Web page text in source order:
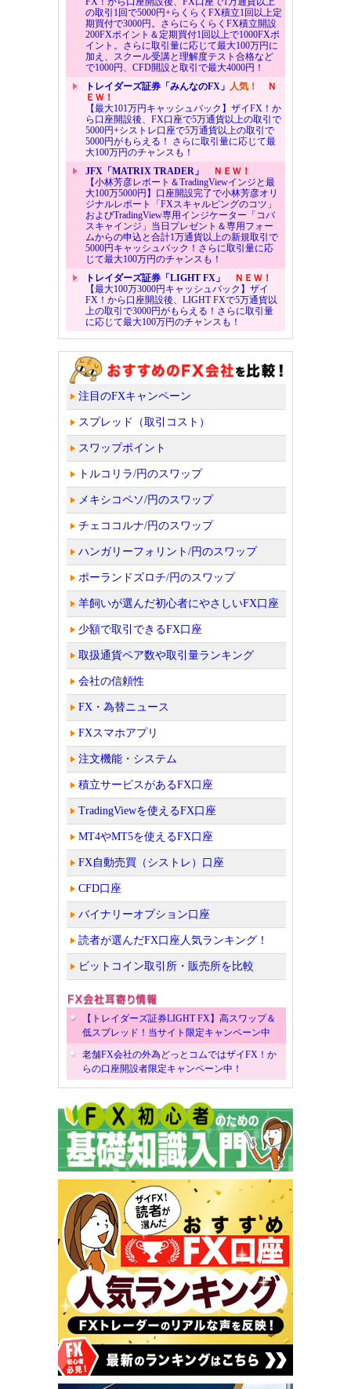
の取引1回で5000円+らくらくFX積立1回以上定
期買付で3000円。さらにらくらくFX積立開設
200FXポイント＆定期買付1回以上で1000FXポ
イント。さらに取引量に応じて最大100万円に
加え、スクール受講と理解度テスト合格など
で1000円、CFD開設と取引で最大4000円！
トレイダーズ証券「みんなのFX」 人気！
Ｎ
ＥＷ！
【最大101万円キャッシュバック】ザイFX！か
ら口座開設後、FX口座で5万通貨以上の取引で
5000円+シストレ口座で5万通貨以上の取引で
5000円がもらえる！ さらに取引量に応じて最
大100万円のチャンスも！
JFX「MATRIX TRADER」
ＮＥＷ！
【小林芳彦レポート＆TradingViewインジと最
大100万5000円】口座開設完了で小林芳彦オリ
ジナルレポート「FXスキャルピングのコツ」
およびTradingView専用インジケーター「コバ
スキャインジ」当日プレゼント＆専用フォー
ムからの申込と合計1万通貨以上の新規取引で
5000円キャッシュバック！さらに取引量に応
じて最大100万円のチャンスも！
トレイダーズ証券「LIGHT FX」
ＮＥＷ！
【最大100万3000円キャッシュバック】ザイ
FX！から口座開設後、LIGHT FXで5万通貨以
上の取引で3000円がもらえる！さらに取引量
に応じて最大100万円のチャンスも！
注目のFXキャンペーン
スプレッド（取引コスト）
スワップポイント
トルコリラ/円のスワップ
メキシコペソ/円のスワップ
チェココルナ/円のスワップ
ハンガリーフォリント/円のスワップ
ポーランドズロチ/円のスワップ
羊飼いが選んだ初心者にやさしいFX口座
少額で取引できるFX口座
取扱通貨ペア数や取引量ランキング
会社の信頼性
FX・為替ニュース
FXスマホアプリ
注文機能・システム
積立サービスがあるFX口座
TradingViewを使えるFX口座
MT4やMT5を使えるFX口座
FX自動売買（シストレ）口座
CFD口座
バイナリーオプション口座
読者が選んだFX口座人気ランキング！
ビットコイン取引所・販売所を比較
【トレイダーズ証券LIGHT FX】高スワップ＆
低スプレッド！当サイト限定キャンペーン中
老舗FX会社の外為どっとコムではザイFX！か
らの口座開設者限定キャンペーン中！